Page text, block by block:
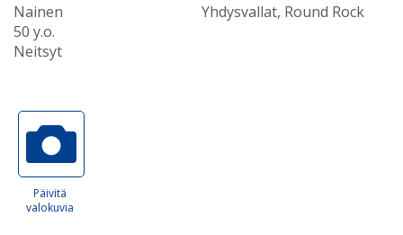
Nainen
50 y.o.
Neitsyt
Yhdysvallat, Round Rock
Päivitä
valokuvia